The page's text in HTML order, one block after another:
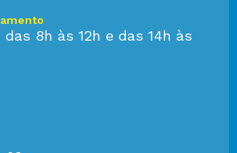
das 8h às 12h e das 14h às